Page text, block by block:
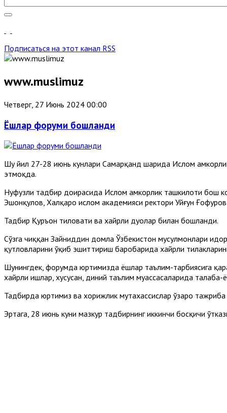
Подписаться на этот канал RSS
www.muslimuz
Четверг, 27 Июнь 2024 00:00
Ёшлар форуми бошланди
Шу йил 27-28 июнь кунлари Самарқанд шаҳрида Ислом
этмоқда.
Нуфузли тадбир доирасида Ислом ҳамкорлик ташкилоти бош
Эшонқулов, Халқаро ислом академияси ректори Уйғун
Тадбир Қуръон тиловати ва хайрли дуолар билан бошланди.
Сўзга чиққан Зайниддин домла Ўзбекистон мусулмонлари
қутловларини ўқиб эшиттириш баробарида хайрли
Шунингдек, форумда юртимизда ёшлар таълим-тарбиясига
хайрли ишлар, хусусан, диний таълим муассасаларида
Тадбирда юртимиз ва хорижлик мутахассислар ўзаро
Эртага, 28 июнь куни мазкур тадбирнинг иккинчи босқичи